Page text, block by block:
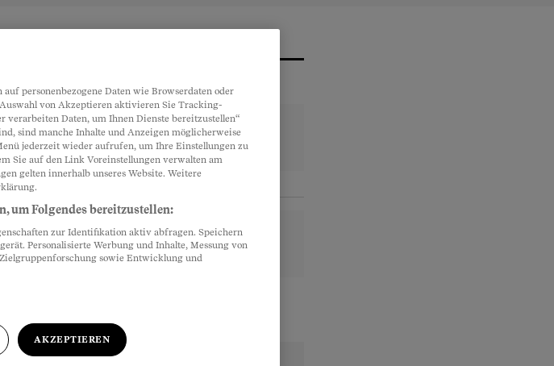
personenbezogene Daten wie Browserdaten oder
von Akzeptieren aktivieren Sie Tracking-
Daten, um Ihnen Dienste bereitzustellen“
sind manche Inhalte und Anzeigen möglicherweise
jederzeit wieder aufrufen, um Ihre Einstellungen zu
Sie auf den Link Voreinstellungen verwalten am
gelten innerhalb unseres Website. Weitere
um Folgendes bereitzustellen:
zur Identifikation aktiv abfragen. Speichern
Personalisierte Werbung und Inhalte, Messung von
sowie Entwicklung und
AKZEPTIEREN